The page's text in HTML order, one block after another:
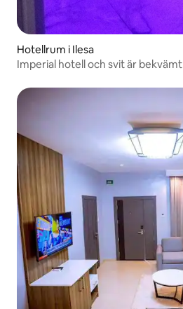
Hotellrum i Ilesa
Imperial hotell och svit är bekvämt